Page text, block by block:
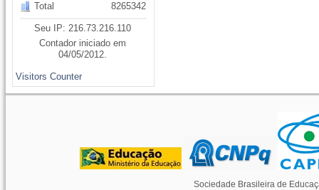
Total
8265342
Seu IP: 216.73.216.110
Contador iniciado em
04/05/2012.
Visitors Counter
Sociedade Brasileira de